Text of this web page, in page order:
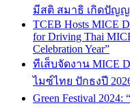
มีสติ สมาธิ เกิดปัญ
TCEB Hosts MICE
for Driving Thai
Celebration Year”
ทีเส็บจัดงาน MICE
ไมซ์ไทย ปักธงปี 2026
Green Festival 2024: